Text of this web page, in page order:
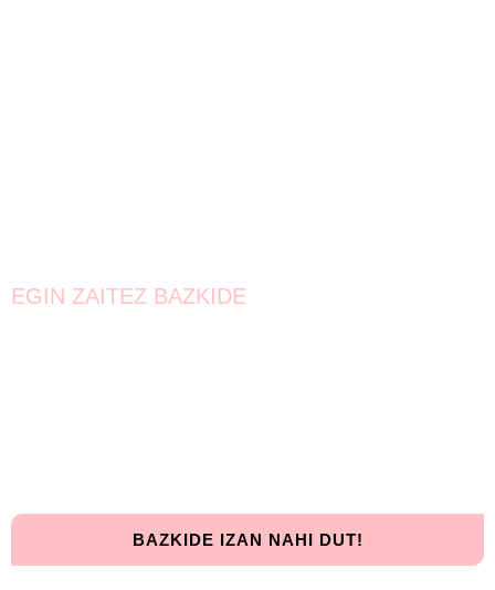
EGIN ZAITEZ BAZKIDE
BAZKIDE IZAN NAHI DUT!